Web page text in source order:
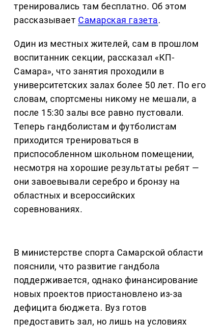
тренировались там бесплатно. Об этом
рассказывает Самарская газета.
Один из местных жителей, сам в прошлом
воспитанник секции, рассказал «КП-
Самара», что занятия проходили в
университетских залах более 50 лет. По его
словам, спортсмены никому не мешали, а
после 15:30 залы все равно пустовали.
Теперь гандболистам и футболистам
приходится тренироваться в
приспособленном школьном помещении,
несмотря на хорошие результаты ребят —
они завоевывали серебро и бронзу на
областных и всероссийских
соревнованиях.
В министерстве спорта Самарской области
пояснили, что развитие гандбола
поддерживается, однако финансирование
новых проектов приостановлено из-за
дефицита бюджета. Вуз готов
предоставить зал, но лишь на условиях